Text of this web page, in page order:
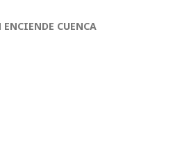
CUENCA